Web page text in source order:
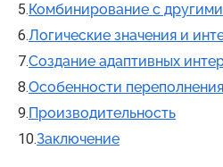
Комбинирование с
Логические значения и
Создание адаптивных
Особенности
Производительность
Заключение